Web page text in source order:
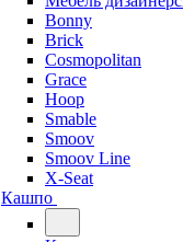
Bonny
Brick
Cosmopolitan
Grace
Hoop
Smable
Smoov
Smoov Line
X-Seat
Кашпо